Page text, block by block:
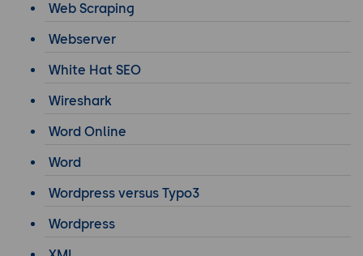
Web Scraping
Webserver
White Hat SEO
Wireshark
Word Online
Word
Wordpress versus Typo3
Wordpress